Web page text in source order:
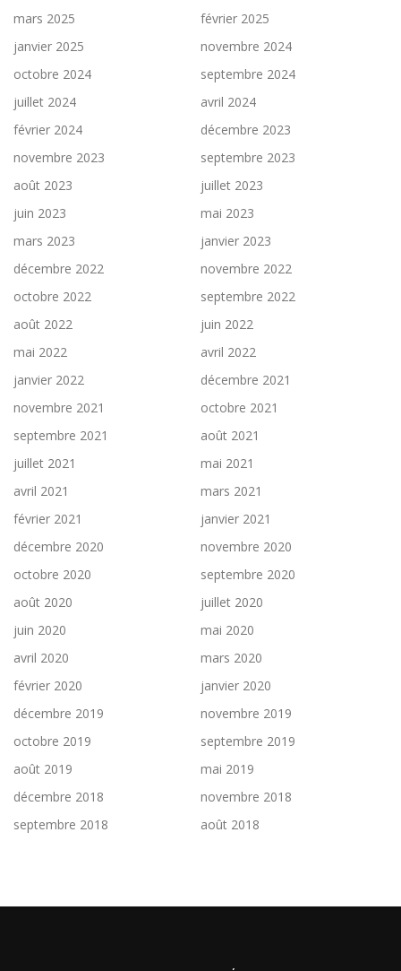
mars 2025
février 2025
janvier 2025
novembre 2024
octobre 2024
septembre 2024
juillet 2024
avril 2024
février 2024
décembre 2023
novembre 2023
septembre 2023
août 2023
juillet 2023
juin 2023
mai 2023
mars 2023
janvier 2023
décembre 2022
novembre 2022
octobre 2022
septembre 2022
août 2022
juin 2022
mai 2022
avril 2022
janvier 2022
décembre 2021
novembre 2021
octobre 2021
septembre 2021
août 2021
juillet 2021
mai 2021
avril 2021
mars 2021
février 2021
janvier 2021
décembre 2020
novembre 2020
octobre 2020
septembre 2020
août 2020
juillet 2020
juin 2020
mai 2020
avril 2020
mars 2020
février 2020
janvier 2020
décembre 2019
novembre 2019
octobre 2019
septembre 2019
août 2019
mai 2019
décembre 2018
novembre 2018
septembre 2018
août 2018